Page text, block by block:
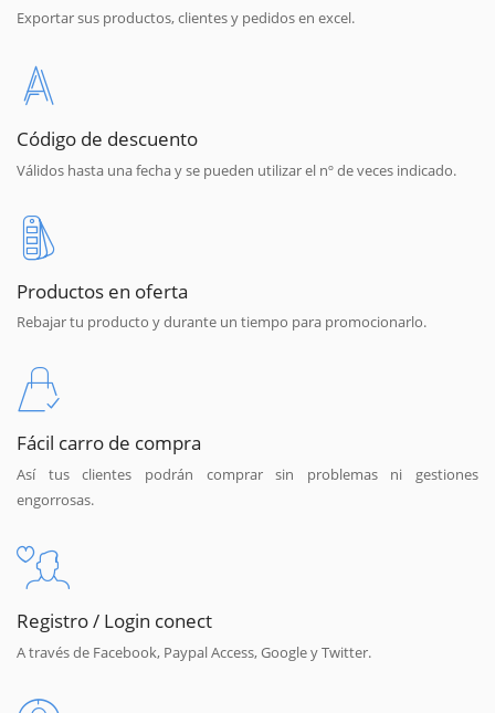
Exportar sus productos, clientes y pedidos en excel.
Código de descuento
Válidos hasta una fecha y se pueden utilizar el nº de veces indicado.
Productos en oferta
Rebajar tu producto y durante un tiempo para promocionarlo.
Fácil carro de compra
Así tus clientes podrán comprar sin problemas ni gestiones
engorrosas.
Registro / Login conect
A través de Facebook, Paypal Access, Google y Twitter.